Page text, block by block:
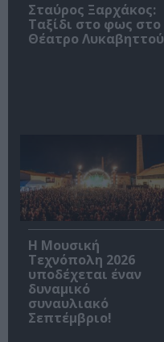
Σταύρος Ξαρχάκος:
Ταξίδι στο φως στο
Θέατρο Λυκαβηττού
Η Μουσική
Τεχνόπολη 2026
υποδέχεται έναν
δυναμικό
συναυλιακό
Σεπτέμβριο!